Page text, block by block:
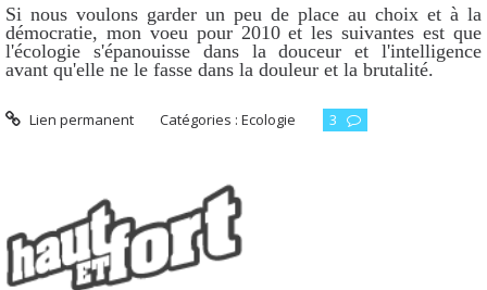
Si nous voulons garder un peu de place au choix et à la
démocratie, mon voeu pour 2010 et les suivantes est que
l'écologie s'épanouisse dans la douceur et l'intelligence
avant qu'elle ne le fasse dans la douleur et la brutalité.
Lien permanent Catégories :Ecologie 3